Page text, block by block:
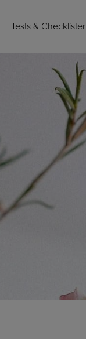
Tests & Checklister